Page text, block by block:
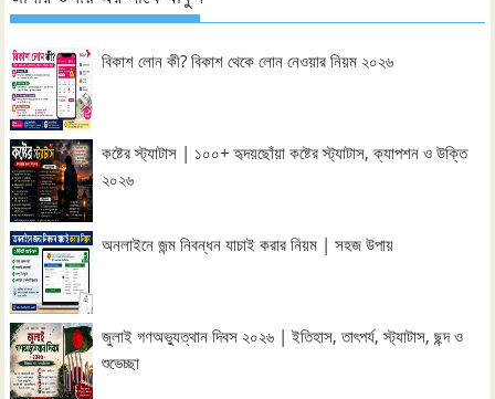
বিকাশ লোন কী? বিকাশ থেকে লোন নেওয়ার নিয়ম ২০২৬
কষ্টের স্ট্যাটাস | ১০০+ হৃদয়ছোঁয়া কষ্টের স্ট্যাটাস, ক্যাপশন ও উক্তি
২০২৬
অনলাইনে জন্ম নিবন্ধন যাচাই করার নিয়ম | সহজ উপায়
জুলাই গণঅভ্যুত্থান দিবস ২০২৬ | ইতিহাস, তাৎপর্য, স্ট্যাটাস, ছন্দ ও
শুভেচ্ছা